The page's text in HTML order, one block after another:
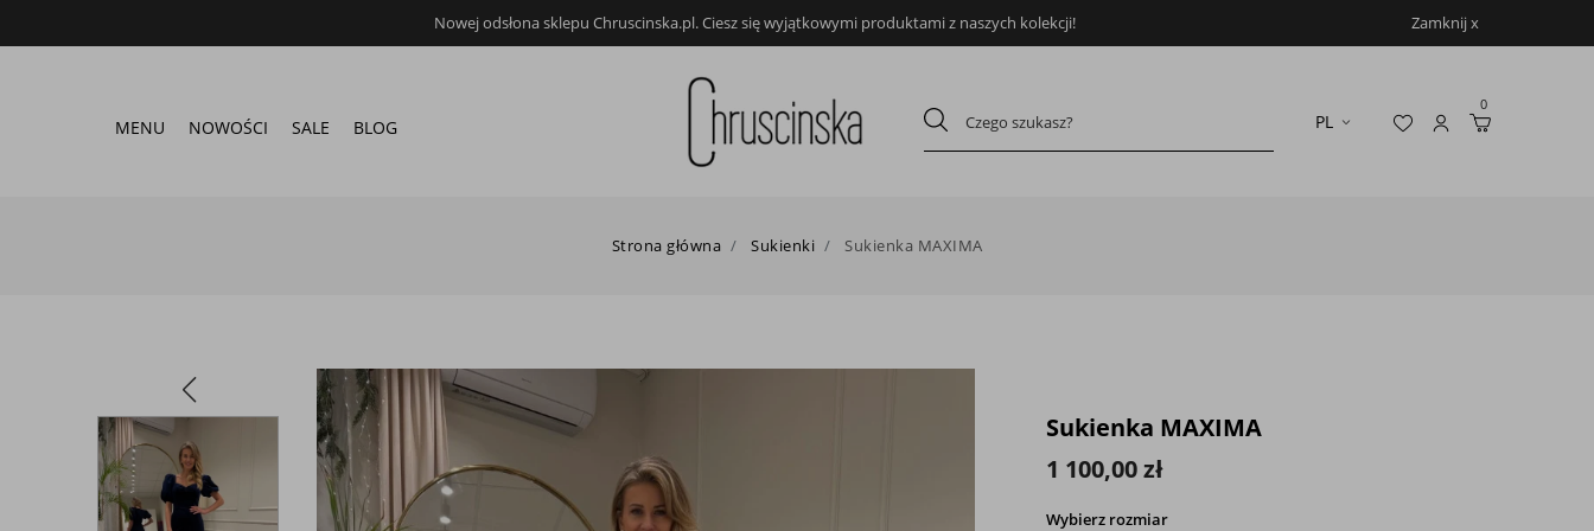
Nowej odsłona sklepu Chruscinska.pl. Ciesz się wyjątkowymi produktami z naszych kolekcji! Zamknij x
MENU NOWOŚCI SALE BLOG
0
Strona główna Sukienki Sukienka MAXIMA
Sukienka MAXIMA
1 100,00 zł
Wybierz rozmiar